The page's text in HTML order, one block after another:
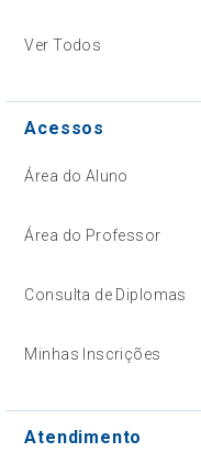
Ver Todos
Acessos
Área do Aluno
Área do Professor
Consulta de Diplomas
Minhas Inscrições
Atendimento